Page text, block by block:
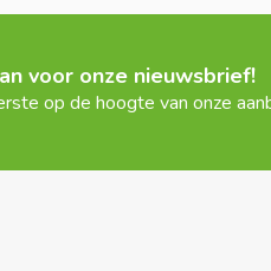
voor onze nieuwsbrief!
op de hoogte van onze